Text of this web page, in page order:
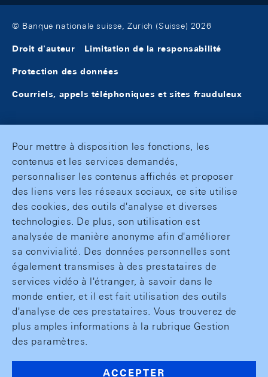
© Banque nationale suisse, Zurich (Suisse) 2026
Droit d'auteur Limitation de la responsabilité
Protection des données
Courriels, appels téléphoniques et sites frauduleux
Pour mettre à disposition les fonctions, les
contenus et les services demandés,
personnaliser les contenus affichés et proposer
des liens vers les réseaux sociaux, ce site utilise
des cookies, des outils d'analyse et diverses
technologies. De plus, son utilisation est
analysée de manière anonyme afin d'améliorer
sa convivialité. Des données personnelles sont
également transmises à des prestataires de
services vidéo à l'étranger, à savoir dans le
monde entier, et il est fait utilisation des outils
d'analyse de ces prestataires. Vous trouverez de
plus amples informations à la rubrique Gestion
des paramètres.
ACCEPTER